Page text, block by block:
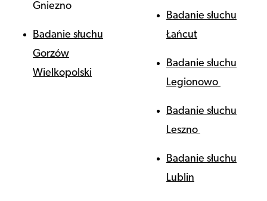
Gniezno
Badanie słuchu
Gorzów
Wielkopolski
Badanie słuchu
Łańcut
Badanie słuchu
Legionowo
Badanie słuchu
Leszno
Badanie słuchu
Lublin